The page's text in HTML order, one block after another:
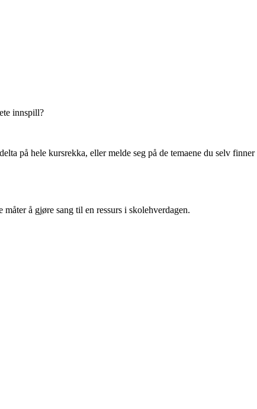
innspill?
på hele kursrekka, eller melde seg på de temaene du selv finner
å gjøre sang til en ressurs i skolehverdagen.